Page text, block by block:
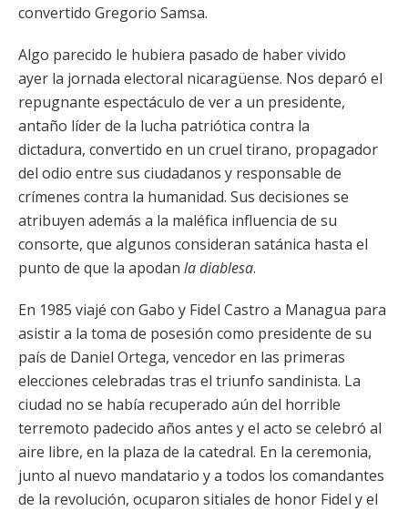
convertido Gregorio Samsa.
Algo parecido le hubiera pasado de haber vivido
ayer la jornada electoral nicaragüense. Nos deparó el
repugnante espectáculo de ver a un presidente,
antaño líder de la lucha patriótica contra la
dictadura, convertido en un cruel tirano, propagador
del odio entre sus ciudadanos y responsable de
crímenes contra la humanidad. Sus decisiones se
atribuyen además a la maléfica influencia de su
consorte, que algunos consideran satánica hasta el
punto de que la apodan la diablesa.
En 1985 viajé con Gabo y Fidel Castro a Managua para
asistir a la toma de posesión como presidente de su
país de Daniel Ortega, vencedor en las primeras
elecciones celebradas tras el triunfo sandinista. La
ciudad no se había recuperado aún del horrible
terremoto padecido años antes y el acto se celebró al
aire libre, en la plaza de la catedral. En la ceremonia,
junto al nuevo mandatario y a todos los comandantes
de la revolución, ocuparon sitiales de honor Fidel y el